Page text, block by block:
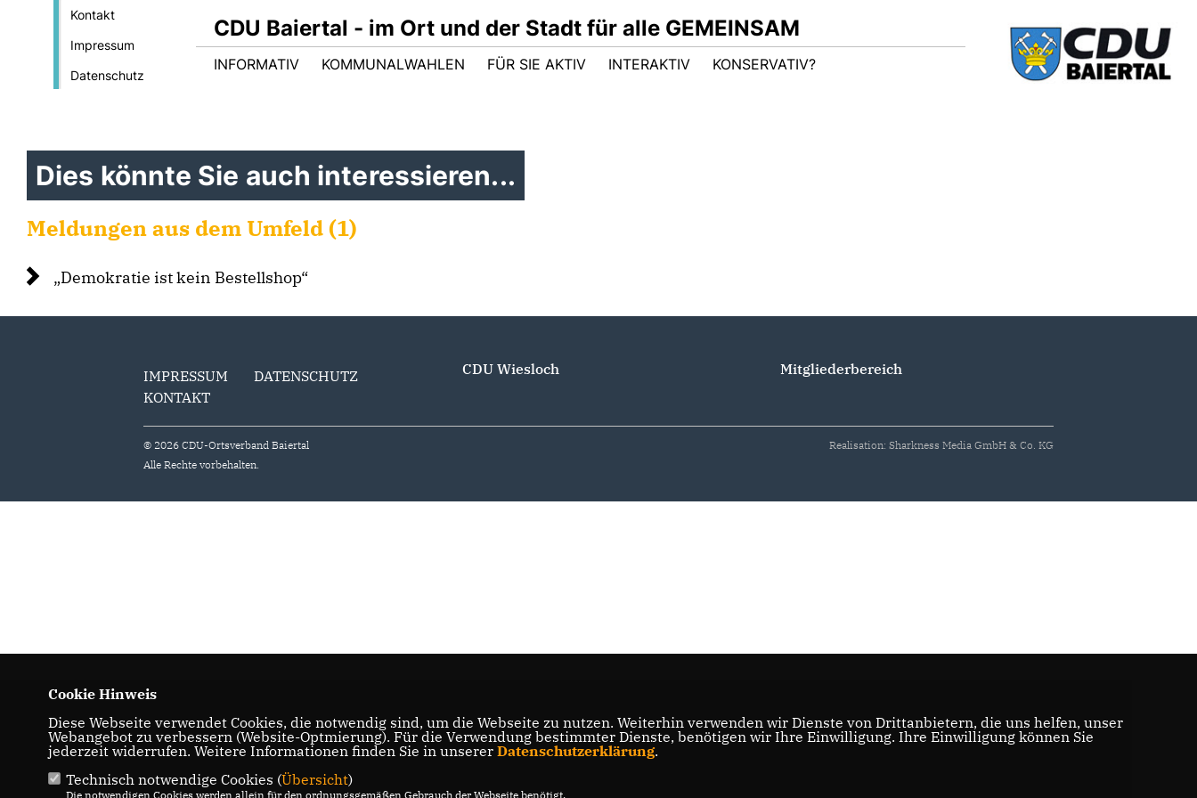
Kontakt
Impressum
Datenschutz
CDU Baiertal - im Ort und der Stadt für alle GEMEINSAM
INFORMATIV KOMMUNALWAHLEN FÜR SIE AKTIV INTERAKTIV KONSERVATIV?
Dies könnte Sie auch interessieren...
Meldungen aus dem Umfeld (1)
Demokratie ist kein Bestellshop“
IMPRESSUM
DATENSCHUTZ
KONTAKT
CDU Wiesloch Mitgliederbereich
© 2026 CDU-Ortsverband Baiertal
Alle Rechte vorbehalten.
Realisation: Sharkness Media GmbH & Co. KG
Cookie Hinweis
Diese Webseite verwendet Cookies, die notwendig sind, um die Webseite zu nutzen. Weiterhin verwenden wir Dienste von Drittanbietern, die uns helfen, unser
Webangebot zu verbessern (Website-Optmierung). Für die Verwendung bestimmter Dienste, benötigen wir Ihre Einwilligung. Ihre Einwilligung können Sie
jederzeit widerrufen. Weitere Informationen finden Sie in unserer Datenschutzerklärung.
Technisch notwendige Cookies (Übersicht)
Die notwendigen Cookies werden allein für den ordnungsgemäßen Gebrauch der Webseite benötigt.